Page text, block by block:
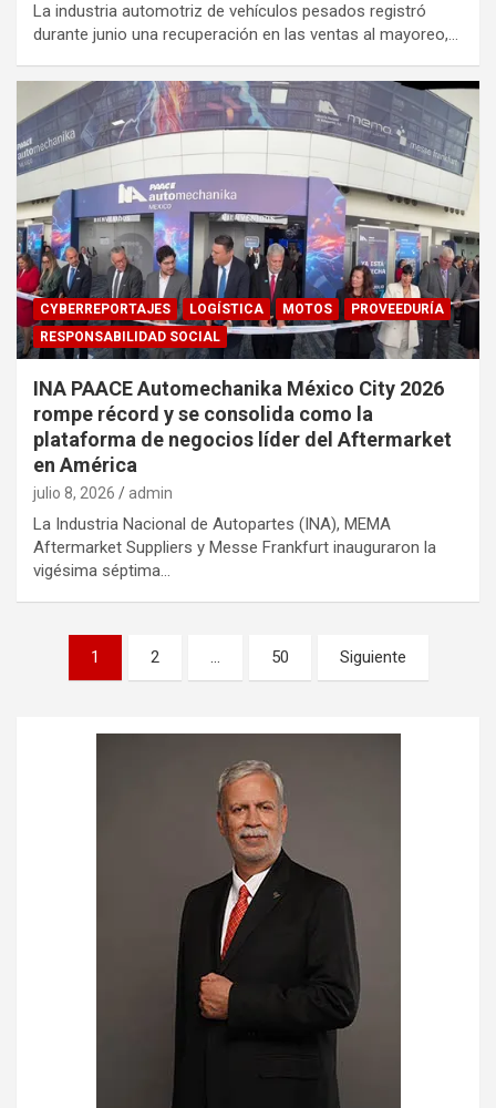
La industria automotriz de vehículos pesados registró
durante junio una recuperación en las ventas al mayoreo,…
CYBERREPORTAJES LOGÍSTICA MOTOS
PROVEEDURÍA
RESPONSABILIDAD SOCIAL
INA PAACE Automechanika México City 2026
rompe récord y se consolida como la
plataforma de negocios líder del Aftermarket
en América
julio 8, 2026 admin
La Industria Nacional de Autopartes (INA), MEMA
Aftermarket Suppliers y Messe Frankfurt inauguraron la
vigésima séptima…
Navegación
1 2 … 50 Siguiente